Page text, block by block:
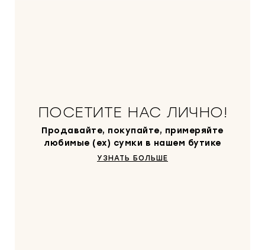
ПОСЕТИТЕ НАС ЛИЧНО!
Продавайте, покупайте, примеряйте
любимые (ex) сумки в нашем бутике
УЗНАТЬ БОЛЬШЕ